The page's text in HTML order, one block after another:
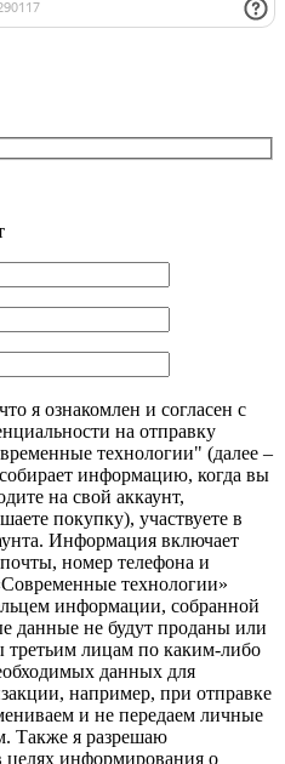
я ознакомлен и согласен с
на отправку
технологии" (далее –
информацию, когда вы
на свой аккаунт,
покупку), участвуете в
Информация включает
номер телефона и
технологии»
информации, собранной
данные не будут проданы или
третьим лицам по каким-либо
данных для
например, при отправке
и не передаем личные
Также я разрешаю
информирования о